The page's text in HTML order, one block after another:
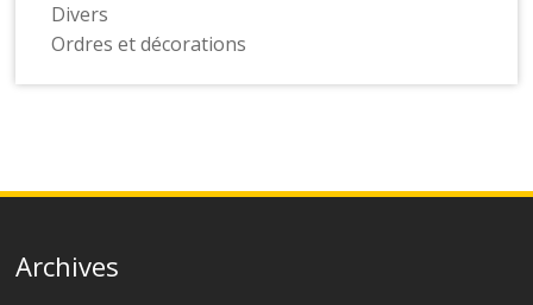
Divers
Ordres et décorations
Archives